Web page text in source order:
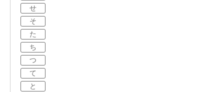
せ
そ
た
ち
つ
て
と